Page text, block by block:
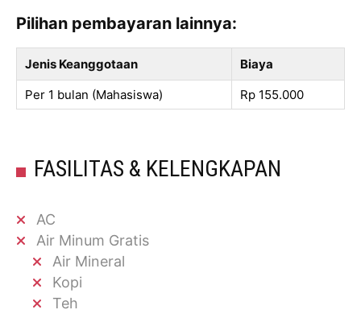
Pilihan pembayaran lainnya:
Jenis Keanggotaan
Biaya
Per 1 bulan (Mahasiswa)
Rp 155.000
FASILITAS & KELENGKAPAN
AC
Air Minum Gratis
Air Mineral
Kopi
Teh